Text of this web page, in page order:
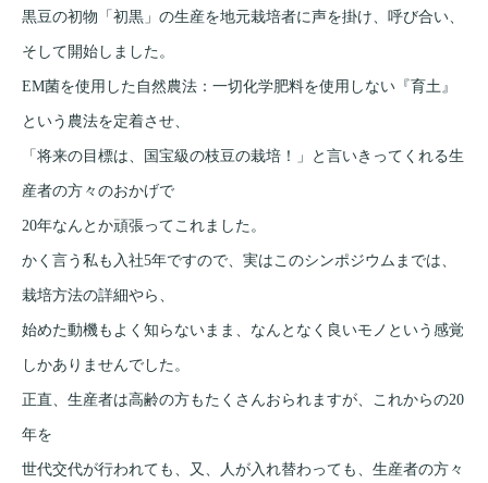
黒豆の初物「初黒」の生産を地元栽培者に声を掛け、呼び合い、
そして開始しました。
EM菌を使用した自然農法：一切化学肥料を使用しない『育土』
という農法を定着させ、
「将来の目標は、国宝級の枝豆の栽培！」と言いきってくれる生
産者の方々のおかげで
20年なんとか頑張ってこれました。
かく言う私も入社5年ですので、実はこのシンポジウムまでは、
栽培方法の詳細やら、
始めた動機もよく知らないまま、なんとなく良いモノという感覚
しかありませんでした。
正直、生産者は高齢の方もたくさんおられますが、これからの20
年を
世代交代が行われても、又、人が入れ替わっても、生産者の方々